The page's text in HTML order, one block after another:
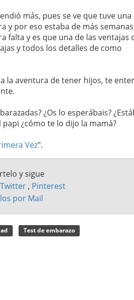
más, pues se ve que tuve una
y por eso estaba de más
falta y es que una de las ventajas
y todos los detalles de como
la aventura de tener hijos, te
¿Os lo esperábais?
¿cómo te lo dijo la mamá?
Vez".
y sigue
Twitter , Pinterest
por Mail
Test de embarazo